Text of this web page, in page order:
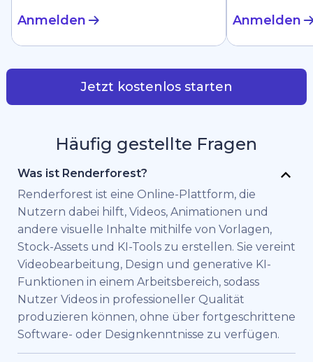
Anmelden Anmelden
Jetzt kostenlos starten
Häufig gestellte Fragen
Was ist Renderforest?
Renderforest ist eine Online-Plattform, die
Nutzern dabei hilft, Videos, Animationen und
andere visuelle Inhalte mithilfe von Vorlagen,
Stock-Assets und KI-Tools zu erstellen. Sie vereint
Videobearbeitung, Design und generative KI-
Funktionen in einem Arbeitsbereich, sodass
Nutzer Videos in professioneller Qualität
produzieren können, ohne über fortgeschrittene
Software- oder Designkenntnisse zu verfügen.